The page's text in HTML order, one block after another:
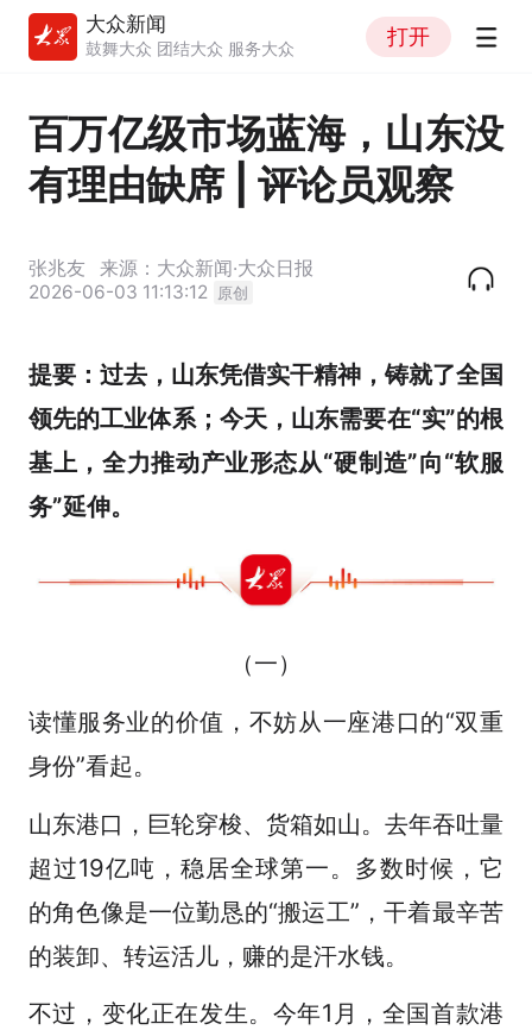
大众新闻
鼓舞大众 团结大众 服务大众
打开
百万亿级市场蓝海，山东没
有理由缺席 | 评论员观察
张兆友
来源：大众新闻·大众日报
2026-06-03 11:13:12 原创
提要： 过去，山东凭借实干精神，铸就了全国
领先的工业体系；今天，山东需要在“实”的根
基上，全力推动产业形态从“硬制造”向“软服
务”延伸。
（一）
读懂服务业的价值，不妨从一座港口的“双重
身份”看起。
山东港口，巨轮穿梭、货箱如山。去年吞吐量
超过19亿吨，稳居全球第一。多数时候，它
的角色像是一位勤恳的“搬运工”，干着最辛苦
的装卸、转运活儿，赚的是汗水钱。
不过，变化正在发生。今年1月，全国首款港